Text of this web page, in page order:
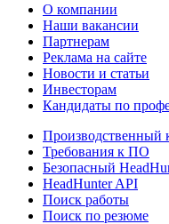
О компании
Наши вакансии
Партнерам
Реклама на сайте
Новости и статьи
Инвесторам
Кандидаты по
Производственный
Требования к ПО
Безопасный
HeadHunter API
Поиск работы
Поиск по резюме